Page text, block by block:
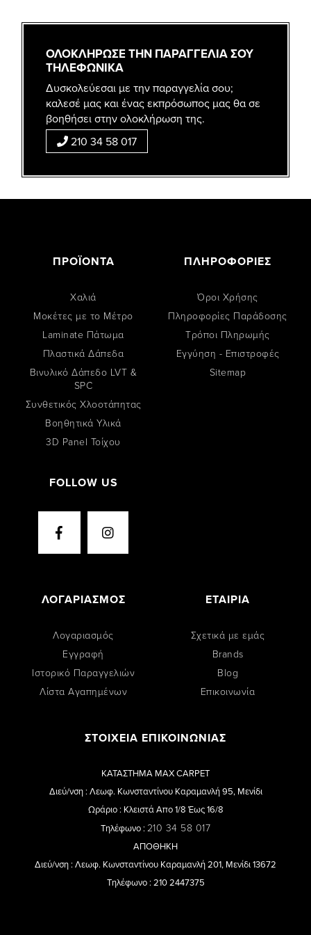
ΟΛΟΚΛΗΡΩΣΕ ΤΗΝ ΠΑΡΑΓΓΕΛΙΑ ΣΟΥ
ΤΗΛΕΦΩΝΙΚΑ
Δυσκολεύεσαι με την παραγγελία σου;
καλεσέ μας και ένας εκπρόσωπος μας θα σε
βοηθήσει στην ολοκλήρωση της.
210 34 58 017
ΠΡΟΪΟΝΤΑ
Χαλιά
Μοκέτες με το Μέτρο
Laminate Πάτωμα
Πλαστικά Δάπεδα
Βινυλικό Δάπεδο LVT &
SPC
Συνθετικός Χλοοτάπητας
Βοηθητικά Υλικά
3D Panel Τοίχου
FOLLOW US
ΠΛΗΡΟΦΟΡΙΕΣ
Όροι Χρήσης
Πληροφορίες Παράδοσης
Tρόποι Πληρωμής
Εγγύηση - Επιστροφές
Sitemap
ΛΟΓΑΡΙΑΣΜΟΣ
Λογαριασμός
Εγγραφή
Ιστορικό Παραγγελιών
Λίστα Αγαπημένων
ΕΤΑΙΡΙΑ
Σχετικά με εμάς
Brands
Blog
Επικοινωνία
ΣΤΟΙΧΕΙΑ ΕΠΙΚΟΙΝΩΝΙΑΣ
ΚΑΤΑΣΤΗΜΑ MAX CARPET
Διεύ/νση : Λεωφ. Κωνσταντίνου Καραμανλή 95, Μενίδι
Ωράριο : Κλειστά Απο 1/8 Έως 16/8
Τηλέφωνο : 210 34 58 017
ΑΠΟΘΗΚΗ
Διεύ/νση : Λεωφ. Κωνσταντίνου Καραμανλή 201, Μενίδι 13672
Τηλέφωνο : 210 2447375